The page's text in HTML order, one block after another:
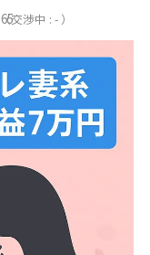
65
（交渉中 : - ）